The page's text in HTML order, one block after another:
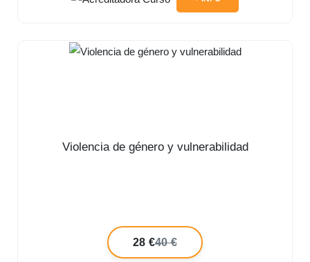
Violencia de género y vulnerabilidad
28 €40 €